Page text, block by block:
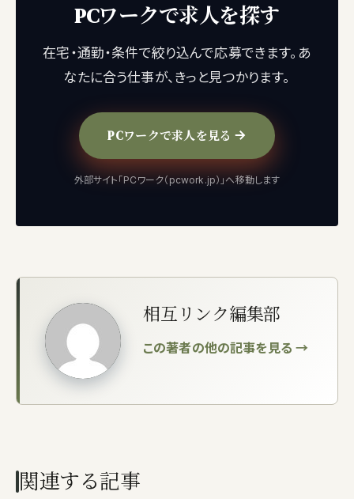
PCワークで求人を探す
在宅・通勤・条件で絞り込んで応募できます。あ
なたに合う仕事が、きっと見つかります。
PCワークで求人を見る
外部サイト「PCワーク（pcwork.jp）」へ移動します
相互リンク編集部
この著者の他の記事を見る →
関連する記事